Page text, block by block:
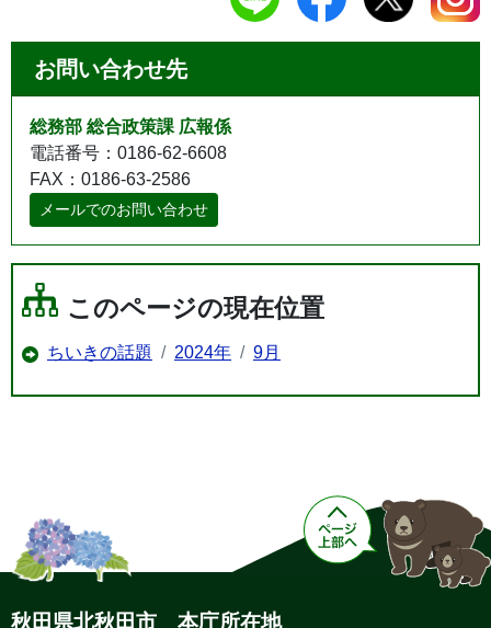
お問い合わせ先
総務部 総合政策課 広報係
電話番号：0186-62-6608
FAX：0186-63-2586
メールでのお問い合わせ
このページの現在位置
ちいきの話題 2024年 9月
秋田県北秋田市 本庁所在地